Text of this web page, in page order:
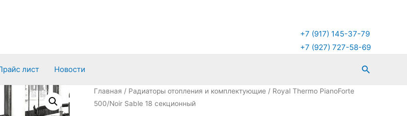
+7 (917) 145-37-79
+7 (927) 727-58-69
лист Новости Поиск
Главная / Радиаторы отопления и комплектующие / Royal Thermo PianoForte
500/Noir Sable 18 секционный